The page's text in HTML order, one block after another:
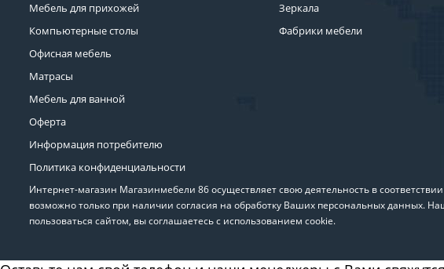
Мебель для прихожей
Компьютерные столы
Офисная мебель
Матрасы
Мебель для ванной
Оферта
Информация потребителю
Политика конфиденциальности
Зеркала
Фабрики мебели
Интернет-магазин Магазинмебели 86 осуществляет свою деятельность в
возможно только при наличии согласия на обработку Ваших персональных данных.
пользоваться сайтом, вы соглашаетесь с использованием cookie.